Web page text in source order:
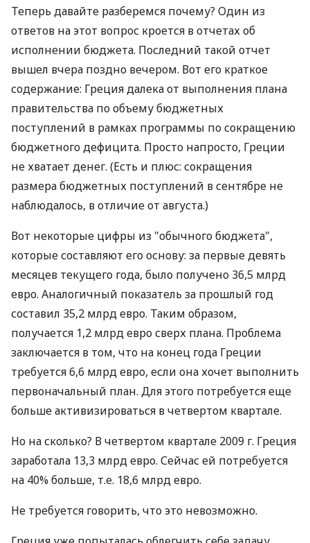
Теперь давайте разберемся почему? Один из
ответов на этот вопрос кроется в отчетах об
исполнении бюджета. Последний такой отчет
вышел вчера поздно вечером. Вот его краткое
содержание: Греция далека от выполнения плана
правительства по объему бюджетных
поступлений в рамках программы по сокращению
бюджетного дефицита. Просто напросто, Греции
не хватает денег. (Есть и плюс: сокращения
размера бюджетных поступлений в сентябре не
наблюдалось, в отличие от августа.)
Вот некоторые цифры из "обычного бюджета",
которые составляют его основу: за первые девять
месяцев текущего года, было получено 36,5 млрд
евро. Аналогичный показатель за прошлый год
составил 35,2 млрд евро. Таким образом,
получается 1,2 млрд евро сверх плана. Проблема
заключается в том, что на конец года Греции
требуется 6,6 млрд евро, если она хочет выполнить
первоначальный план. Для этого потребуется еще
больше активизироваться в четвертом квартале.
Но на сколько? В четвертом квартале 2009 г. Греция
заработала 13,3 млрд евро. Сейчас ей потребуется
на 40% больше, т.е. 18,6 млрд евро.
Не требуется говорить, что это невозможно.